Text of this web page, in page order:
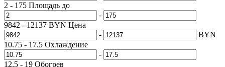
2 - 175 Площадь до
-
9842 - 12137 BYN Цена
-
BYN
10.75 - 17.5 Охлаждение
-
12.5 - 19 Обогрев